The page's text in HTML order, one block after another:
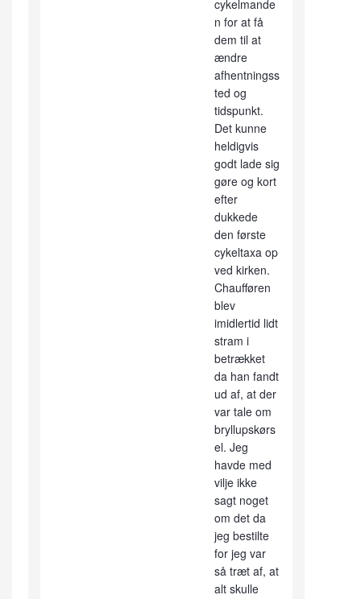
cykelmande
n for at få
dem til at
ændre
afhentningss
ted og
tidspunkt.
Det kunne
heldigvis
godt lade sig
gøre og kort
efter
dukkede
den første
cykeltaxa op
ved kirken.
Chaufføren
blev
imidlertid lidt
stram i
betrækket
da han fandt
ud af, at der
var tale om
bryllupskørs
el. Jeg
havde med
vilje ikke
sagt noget
om det da
jeg bestilte
for jeg var
så træt af, at
alt skulle